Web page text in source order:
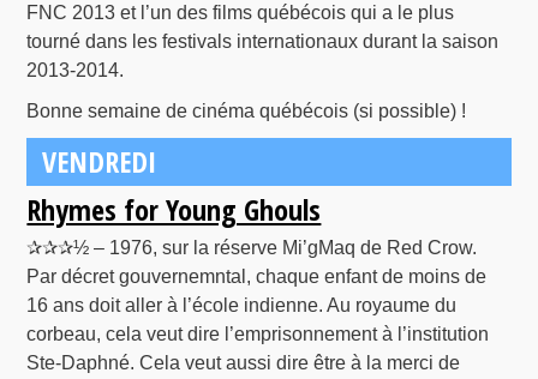
FNC 2013 et l’un des films québécois qui a le plus
tourné dans les festivals internationaux durant la saison
2013-2014.
Bonne semaine de cinéma québécois (si possible) !
VENDREDI
Rhymes for Young Ghouls
✰✰✰½ – 1976, sur la réserve Mi’gMaq de Red Crow.
Par décret gouvernemntal, chaque enfant de moins de
16 ans doit aller à l’école indienne. Au royaume du
corbeau, cela veut dire l’emprisonnement à l’institution
Ste-Daphné. Cela veut aussi dire être à la merci de